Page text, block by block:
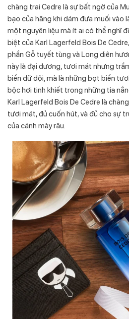
chàng trai Cedre là sự bất ngờ của
bạo của hãng khi dám đưa muối vào
một nguyên liệu mà ít ai có thể nghĩ
biệt của Karl Lagerfeld Bois De
phần Gỗ tuyết tùng và Long diên
này là đại dương, tươi mát nhưng
biển dữ dội, mà là những bọt biển
bộc hơi tinh khiết trong những tia
Karl Lagerfeld Bois De Cedre là
tươi mát, đủ cuốn hút, và đủ cho sự
của cánh mày râu.